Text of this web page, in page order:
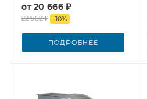
от20 666 ₽
22 962 ₽ -10%
ПОДРОБНЕЕ